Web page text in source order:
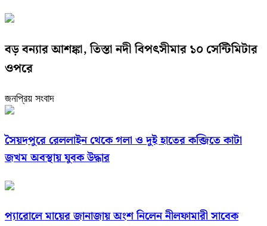
বড় বন্যার আশঙ্কা, তিস্তা নদী বিপৎসীমার ১০ সেন্টিমিটার
ওপরে
জনপ্রিয় সংবাদ
সৈয়দপুরে রেললাইন থেকে গলা ও দুই হাতের কব্জিতে কাটা
জখম অবস্থায় যুবক উদ্ধার
প্যারোলে মায়ের জানাজায় অংশ নিলেন নীলফামারী সাবেক